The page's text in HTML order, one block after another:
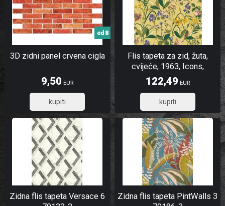
3D zidni panel crvena cigla
od 8
9,50 EUR
7,60
Flis tapeta za zid, žuta,
cvijeće, 1963, Icons,
Borastapeter | Ljepilo Gratis
122,49 EUR
97,99
Zidna flis tapeta Versace 6
Zidna flis tapeta PintWalls 3